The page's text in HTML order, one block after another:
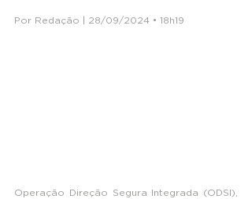
Por Redação | 28/09/2024 • 18h19
Operação Direção Segura Integrada (ODSI),